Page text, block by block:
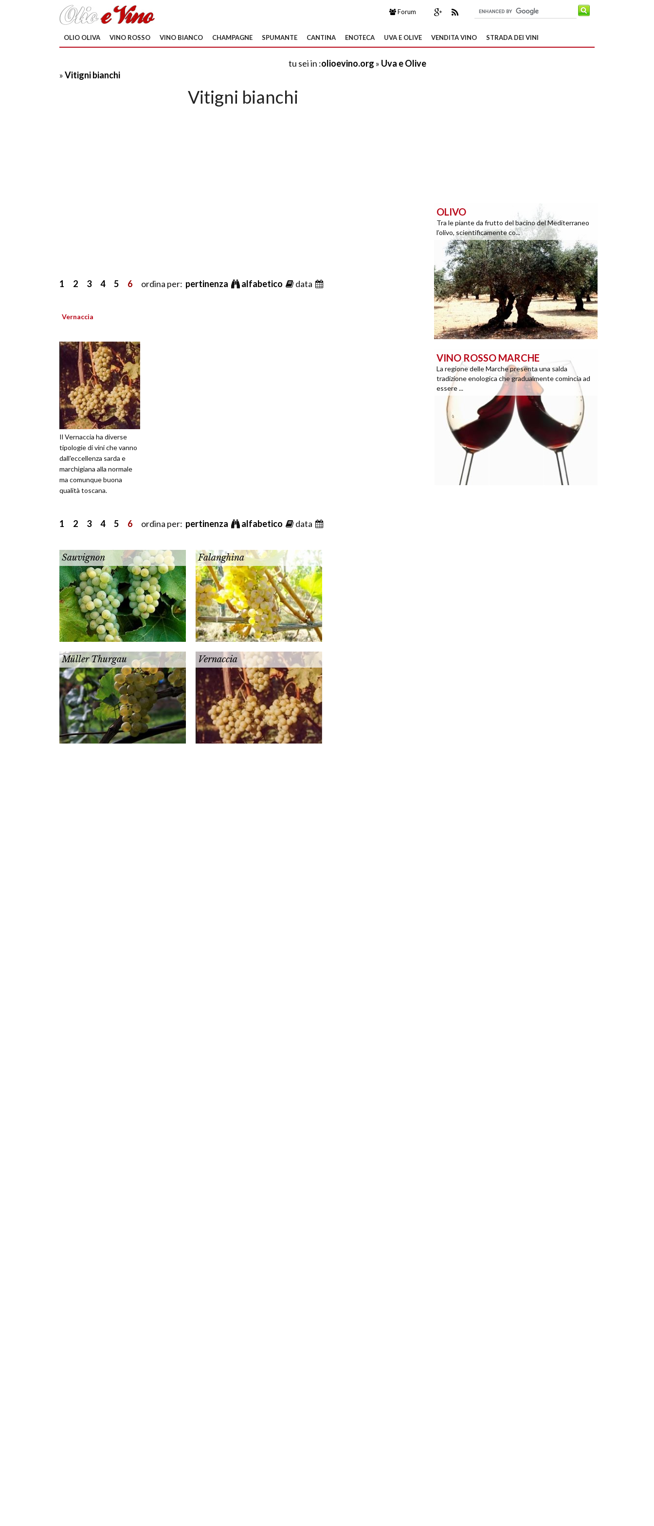
Forum
OLIO OLIVA VINO ROSSO VINO BIANCO CHAMPAGNE SPUMANTE CANTINA ENOTECA UVA E OLIVE VENDITA VINO STRADA DEI VINI
tu sei in :olioevino.org » Uva e Olive
»Vitigni bianchi
Vitigni bianchi
1 2 3 4 5 6 ordina per: pertinenza alfabetico data
Vernaccia
Il Vernaccia ha diverse
tipologie di vini che vanno
dall'eccellenza sarda e
marchigiana alla normale
ma comunque buona
qualità toscana.
1 2 3 4 5 6 ordina per: pertinenza alfabetico data
Sauvignon Falanghina
Müller Thurgau Vernaccia
OLIVO
Tra le piante da frutto del bacino del Mediterraneo
l’olivo, scientificamente co...
VINO ROSSO MARCHE
La regione delle Marche presenta una salda
tradizione enologica che gradualmente comincia ad
essere ...